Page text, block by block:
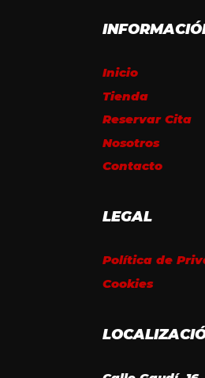
Inicio
Tienda
Reservar Cita
Nosotros
Contacto
LEGAL
Política de
Cookies